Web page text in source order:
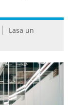
Lasa un